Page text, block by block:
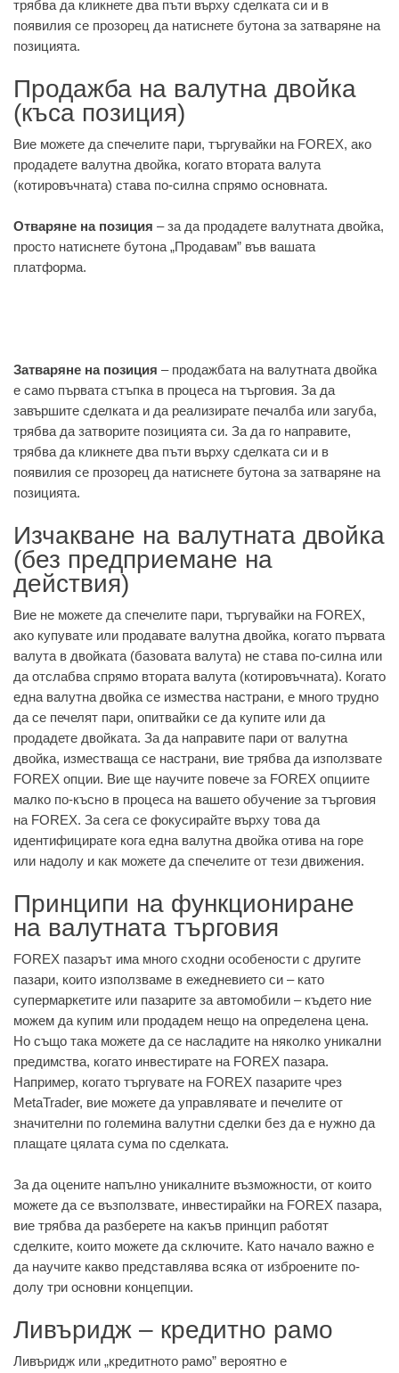
трябва да кликнете два пъти върху сделката си и в
появилия се прозорец да натиснете бутона за затваряне на
позицията.
Продажба на валутна двойка
(къса позиция)
Вие можете да спечелите пари, търгувайки на FOREX, ако
продадете валутна двойка, когато втората валута
(котировъчната) става по-силна спрямо основната.
Отваряне на позиция – за да продадете валутната двойка,
просто натиснете бутона „Продавам” във вашата
платформа.
Затваряне на позиция – продажбата на валутната двойка
е само първата стъпка в процеса на търговия. За да
завършите сделката и да реализирате печалба или загуба,
трябва да затворите позицията си. За да го направите,
трябва да кликнете два пъти върху сделката си и в
появилия се прозорец да натиснете бутона за затваряне на
позицията.
Изчакване на валутната двойка
(без предприемане на
действия)
Вие не можете да спечелите пари, търгувайки на FOREX,
ако купувате или продавате валутна двойка, когато първата
валута в двойката (базовата валута) не става по-силна или
да отслабва спрямо втората валута (котировъчната). Когато
една валутна двойка се измества настрани, е много трудно
да се печелят пари, опитвайки се да купите или да
продадете двойката. За да направите пари от валутна
двойка, изместваща се настрани, вие трябва да използвате
FOREX опции. Вие ще научите повече за FOREX опциите
малко по-късно в процеса на вашето обучение за търговия
на FOREX. За сега се фокусирайте върху това да
идентифицирате кога една валутна двойка отива на горе
или надолу и как можете да спечелите от тези движения.
Принципи на функциониране
на валутната търговия
FOREX пазарът има много сходни особености с другите
пазари, които използваме в ежедневието си – като
супермаркетите или пазарите за автомобили – където ние
можем да купим или продадем нещо на определена цена.
Но също така можете да се насладите на няколко уникални
предимства, когато инвестирате на FOREX пазара.
Например, когато търгувате на FOREX пазарите чрез
MetaTrader, вие можете да управлявате и печелите от
значителни по големина валутни сделки без да е нужно да
плащате цялата сума по сделката.
За да оцените напълно уникалните възможности, от които
можете да се възползвате, инвестирайки на FOREX пазара,
вие трябва да разберете на какъв принцип работят
сделките, които можете да сключите. Като начало важно е
да научите какво представлява всяка от изброените по-
долу три основни концепции.
Ливъридж – кредитно рамо
Ливъридж или „кредитното рамо” вероятно е